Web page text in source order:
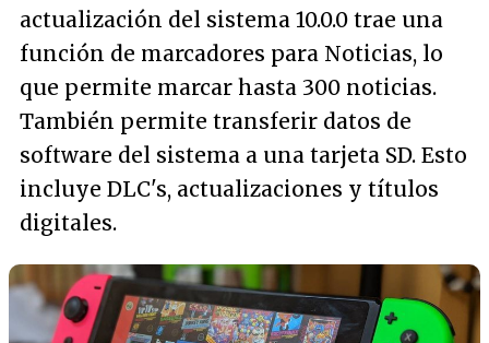
actualización del sistema 10.0.0 trae una
función de marcadores para Noticias, lo
que permite marcar hasta 300 noticias.
También permite transferir datos de
software del sistema a una tarjeta SD. Esto
incluye DLC's, actualizaciones y títulos
digitales.